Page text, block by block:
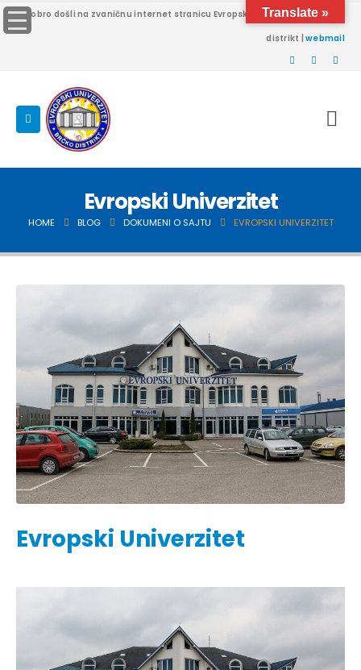
Dobro došli na zvaničnu internet stranicu Evropskog univerziteta Brčko
distrikt |webmail
Evropski Univerzitet
HOME BLOG DOKUMENI O SAJTU EVROPSKI UNIVERZITET
Evropski Univerzitet
Translate »